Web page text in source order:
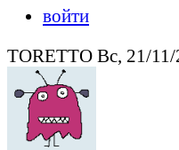
войти
TORETTO Вс, 21/11/